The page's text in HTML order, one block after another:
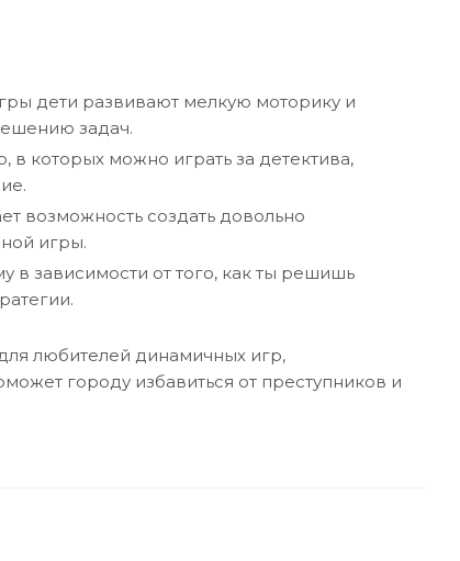
дети развивают мелкую моторику и
задач.
которых можно играть за детектива,
возможность создать довольно
игры.
в зависимости от того, как ты решишь
любителей динамичных игр,
городу избавиться от преступников и